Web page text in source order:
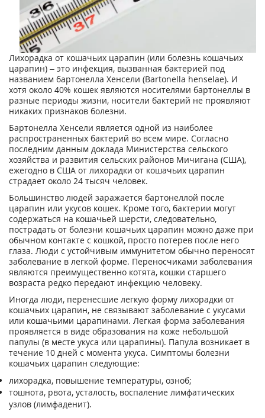
Лихорадка от кошачьих царапин (или болезнь кошачьих
царапин) – это инфекция, вызванная бактерией под
названием бартонелла Хенсели (Bartonella henselae). И
хотя около 40% кошек являются носителями бартонеллы в
разные периоды жизни, носители бактерий не проявляют
никаких признаков болезни.
Бартонелла Хенсели является одной из наиболее
распространенных бактерий во всем мире. Согласно
последним данным доклада Министерства сельского
хозяйства и развития сельских районов Мичигана (США),
ежегодно в США от лихорадки от кошачьих царапин
страдает около 24 тысяч человек.
Большинство людей заражается бартонеллой после
царапин или укусов кошек. Кроме того, бактерии могут
содержаться на кошачьей шерсти, следовательно,
пострадать от болезни кошачьих царапин можно даже при
обычном контакте с кошкой, просто потерев после него
глаза. Люди с устойчивым иммунитетом обычно переносят
заболевание в легкой форме. Переносчиками заболевания
являются преимущественно котята, кошки старшего
возраста редко передают инфекцию человеку.
Иногда люди, перенесшие легкую форму лихорадки от
кошачьих царапин, не связывают заболевание с укусами
или кошачьими царапинами. Легкая форма заболевания
проявляется в виде образования на коже небольшой
папулы (в месте укуса или царапины). Папула возникает в
течение 10 дней с момента укуса. Симптомы болезни
кошачьих царапин следующие:
лихорадка, повышение температуры, озноб;
тошнота, рвота, усталость, воспаление лимфатических
узлов (лимфаденит).